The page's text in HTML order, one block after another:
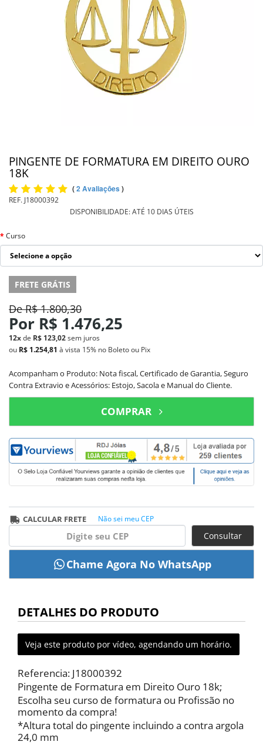
PINGENTE DE OURO
PINGENTE DE FORMATURA EM DIREITO OURO
18K
(2 Avaliações )
REF. J18000392
DISPONIBILIDADE:ATÉ 10 DIAS ÚTEIS
Curso
FRETE GRÁTIS
DeR$ 1.800,30
Por R$ 1.476,25
12xde R$ 123,02sem juros
ou R$ 1.254,81 à vista 15% no Boleto ou Pix
Acompanham o Produto: Nota fiscal, Certificado de Garantia, Seguro
Contra Extravio e Acessórios: Estojo, Sacola e Manual do Cliente.
COMPRAR
CALCULAR FRETE Não sei meu CEP
Consultar
DETALHES DO PRODUTO
Veja este produto por vídeo, agendando um horário.
Referencia: J18000392
Pingente de Formatura em Direito Ouro 18k;
Escolha seu curso de formatura ou Profissão no
momento da compra!
*Altura total do pingente incluindo a contra argola
24,0 mm